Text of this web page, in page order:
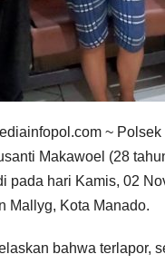
~
Makawoel (28
pada hari Kamis, 02
Mallyg, Kota Manado.
bahwa terlapor,